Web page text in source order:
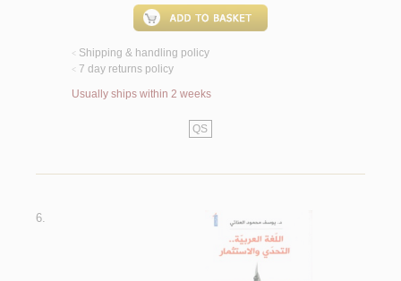
< Shipping & handling policy
< 7 day returns policy
Usually ships within 2 weeks
QS
6.